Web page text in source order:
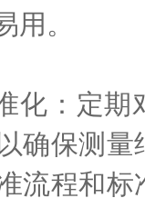
用。
：定期
确保测
流程和